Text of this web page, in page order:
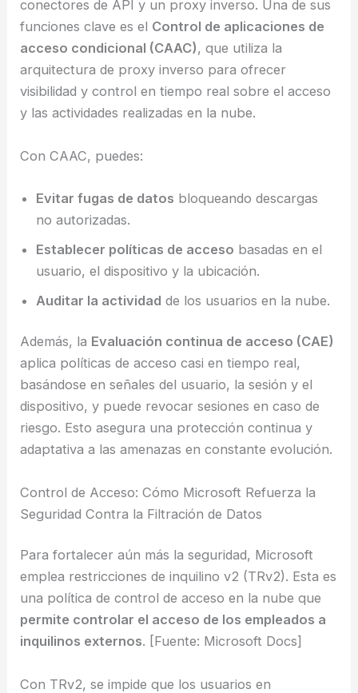
conectores de API y un proxy inverso. Una de sus
funciones clave es el Control de aplicaciones de
acceso condicional (CAAC), que utiliza la
arquitectura de proxy inverso para ofrecer
visibilidad y control en tiempo real sobre el acceso
y las actividades realizadas en la nube.
Con CAAC, puedes:
Evitar fugas de datos bloqueando descargas
no autorizadas.
Establecer políticas de acceso basadas en el
usuario, el dispositivo y la ubicación.
Auditar la actividad de los usuarios en la nube.
Además, la Evaluación continua de acceso (CAE)
aplica políticas de acceso casi en tiempo real,
basándose en señales del usuario, la sesión y el
dispositivo, y puede revocar sesiones en caso de
riesgo. Esto asegura una protección continua y
adaptativa a las amenazas en constante evolución.
Control de Acceso: Cómo Microsoft Refuerza la
Seguridad Contra la Filtración de Datos
Para fortalecer aún más la seguridad, Microsoft
emplea restricciones de inquilino v2 (TRv2). Esta es
una política de control de acceso en la nube que
permite controlar el acceso de los empleados a
inquilinos externos. [Fuente: Microsoft Docs]
Con TRv2, se impide que los usuarios en